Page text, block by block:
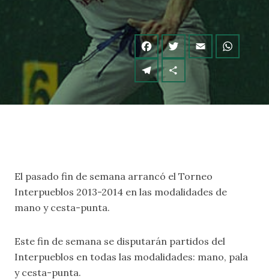
El pasado fin de semana arrancó el Torneo
Interpueblos 2013-2014 en las modalidades de
mano y cesta-punta.
Este fin de semana se disputarán partidos del
Interpueblos en todas las modalidades: mano, pala
y cesta-punta.